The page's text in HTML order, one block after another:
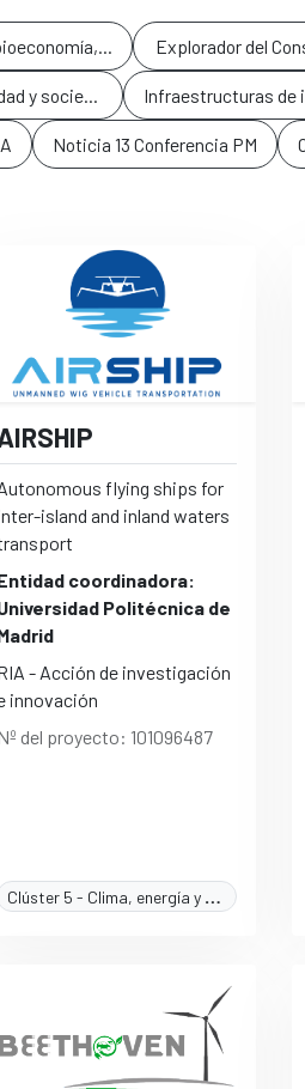
recursos naturales,
Explorador del
y sociedad inclusivaInfraestructuras de
Noticia 13 Conferencia PM
flying ships for
island and inland waters
coordinadora:
Politécnica de
- Acción de investigación
innovación
del proyecto: 101096487
Clúster 5 - Clima, energía y movilidad